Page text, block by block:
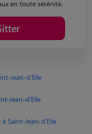
en toute sérénité.
Jean-d'Elle
Jean-d'Elle
Saint-Jean-d'Elle